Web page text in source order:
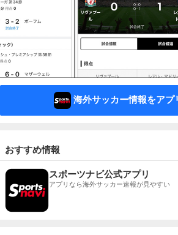
海外サッカー情報をアプ
おすすめ情報
スポーツナビ公式アプリ
アプリなら海外サッカー速報が見やすい